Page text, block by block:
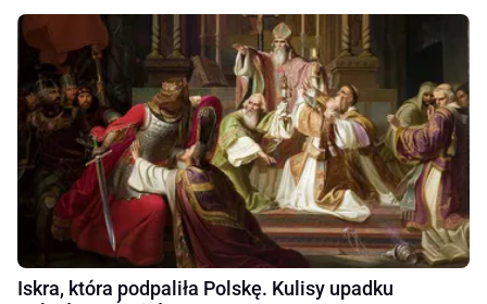
Iskra, która podpaliła Polskę. Kulisy upadku